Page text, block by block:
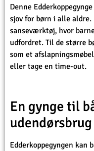
Denne
sjov for børn i alle aldre.
sanseværktøj, hvor
udfordret. Til de større
som et
eller tage en time-out.
En gynge til
udendørsbrug
Edderkoppegyngen kan